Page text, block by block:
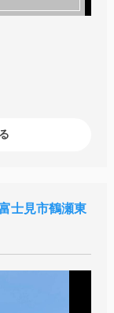
士見市鶴瀬東